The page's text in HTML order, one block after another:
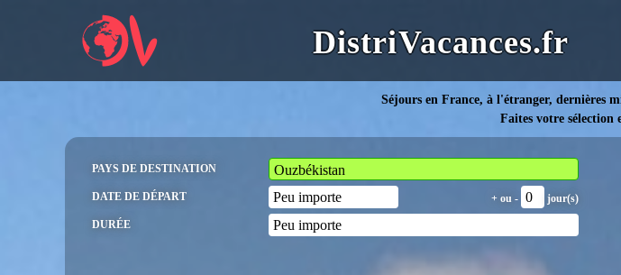
DistriVacances.fr
Séjours en France, à l'étranger, dernières
Faites votre sélection
PAYS DE DESTINATION
DATE DE DÉPART + ou - jour(s)
DURÉE